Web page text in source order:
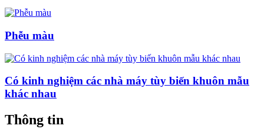
Phễu màu
Có kinh nghiệm các nhà máy tùy biến khuôn mẫu
khác nhau
Thông tin